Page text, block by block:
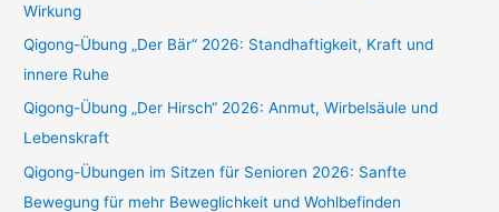
Wirkung
Qigong-Übung „Der Bär“ 2026: Standhaftigkeit, Kraft und
innere Ruhe
Qigong-Übung „Der Hirsch“ 2026: Anmut, Wirbelsäule und
Lebenskraft
Qigong-Übungen im Sitzen für Senioren 2026: Sanfte
Bewegung für mehr Beweglichkeit und Wohlbefinden